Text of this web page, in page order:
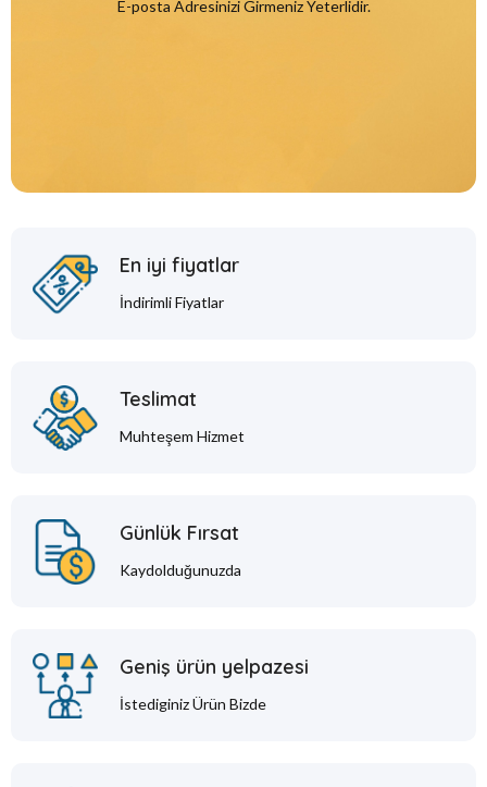
E-posta Adresinizi Girmeniz Yeterlidir.
En iyi fiyatlar
İndirimli Fiyatlar
Teslimat
Muhteşem Hizmet
Günlük Fırsat
Kaydolduğunuzda
Geniş ürün yelpazesi
İstediginiz Ürün Bizde